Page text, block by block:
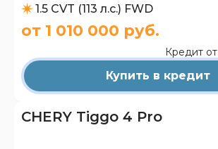
1.5 CVT (113 л.с.) FWD
от 1 010 000 руб.
Кредит от
Купить в кредит
CHERY Tiggo 4 Pro